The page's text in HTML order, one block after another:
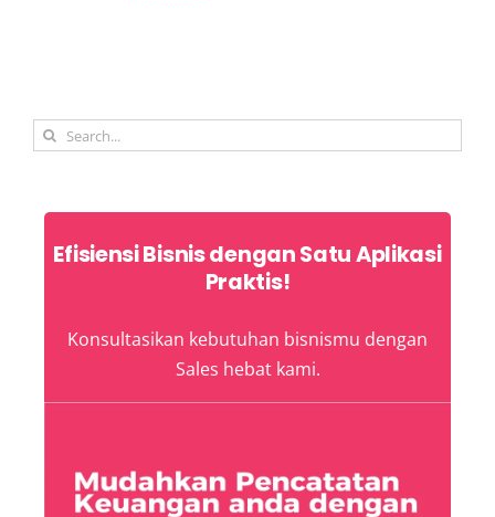
Search
Efisiensi Bisnis dengan Satu Aplikasi
Praktis!
Konsultasikan kebutuhan bisnismu dengan
Sales hebat kami.